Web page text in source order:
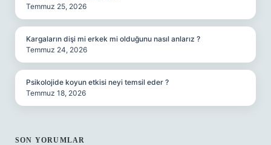
Temmuz 25, 2026
Kargaların dişi mi erkek mi olduğunu nasıl anlarız ?
Temmuz 24, 2026
Psikolojide koyun etkisi neyi temsil eder ?
Temmuz 18, 2026
SON YORUMLAR